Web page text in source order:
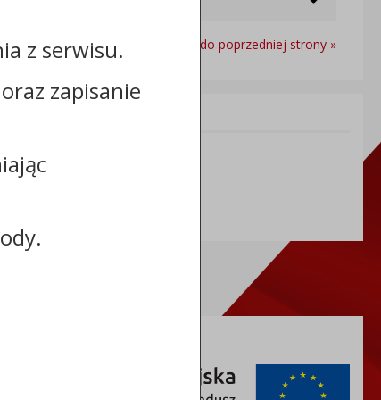
Powrót do poprzedniej strony »
8883127676
365968664
z serwisu.
zapisanie